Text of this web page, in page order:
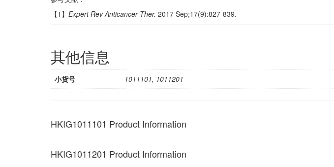
【1】 Expert Rev Anticancer Ther. 2017 Sep;17(9):827-839.
其他信息
小货号 1011101, 1011201
HKIG1011101 Product Information
HKIG1011201 Product Information